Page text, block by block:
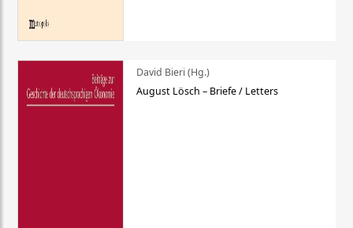
David Bieri (Hg.)
August Lösch – Briefe / Letters